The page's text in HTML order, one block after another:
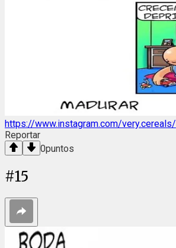
https://www.instagram.com/very.cereals/
Reportar
0puntos
#15